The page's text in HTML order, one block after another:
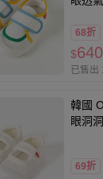
68折
$640
已售出
韓國
眼洞
69折